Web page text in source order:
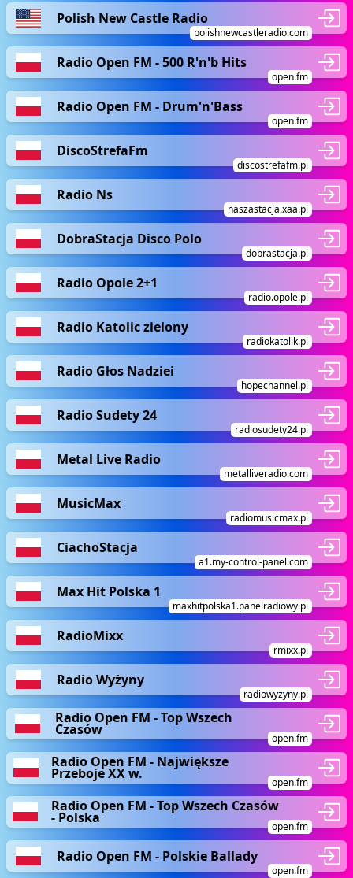
Polish New Castle Radio
polishnewcastleradio.com
Radio Open FM - 500 R'n'b Hits
open.fm
Radio Open FM - Drum'n'Bass
open.fm
DiscoStrefaFm
discostrefafm.pl
Radio Ns
naszastacja.xaa.pl
DobraStacja Disco Polo
dobrastacja.pl
Radio Opole 2+1
radio.opole.pl
Radio Katolic zielony
radiokatolik.pl
Radio Głos Nadziei
hopechannel.pl
Radio Sudety 24
radiosudety24.pl
Metal Live Radio
metalliveradio.com
MusicMax
radiomusicmax.pl
CiachoStacja
a1.my-control-panel.com
Max Hit Polska 1
maxhitpolska1.panelradiowy.pl
RadioMixx
rmixx.pl
Radio Wyżyny
radiowyzyny.pl
Radio Open FM - Top Wszech
Czasów
open.fm
Radio Open FM - Największe
Przeboje XX w.
open.fm
Radio Open FM - Top Wszech Czasów
- Polska
open.fm
Radio Open FM - Polskie Ballady
open.fm